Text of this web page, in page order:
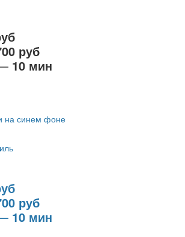
руб
10 мин
на синем фоне
руб
10 мин